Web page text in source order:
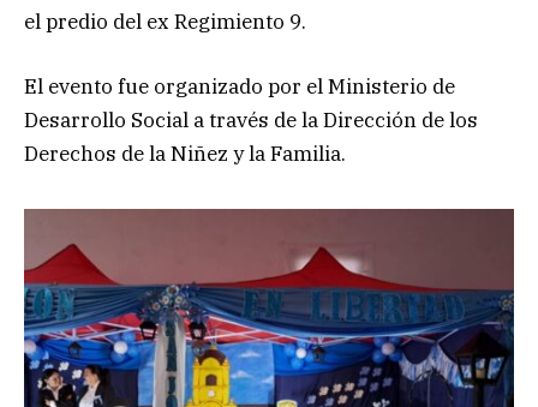
el predio del ex Regimiento 9.
El evento fue organizado por el Ministerio de
Desarrollo Social a través de la Dirección de los
Derechos de la Niñez y la Familia.